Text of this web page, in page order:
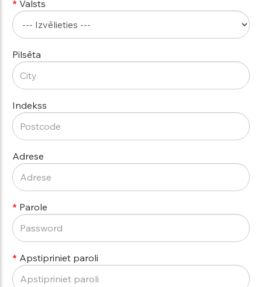
Valsts
Pilsēta
Indekss
Adrese
Parole
Apstipriniet paroli